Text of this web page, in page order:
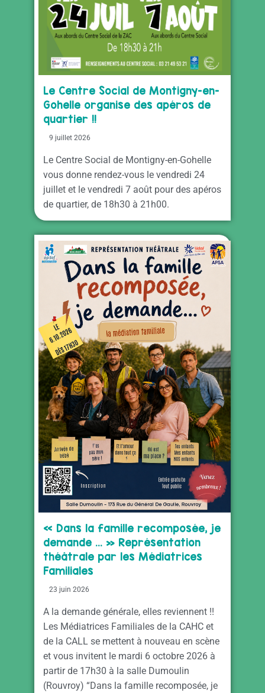
Le Centre Social de Montigny-en-
Gohelle organise des apéros de
quartier !!
9 juillet 2026
Le Centre Social de Montigny-en-Gohelle
vous donne rendez-vous le vendredi 24
juillet et le vendredi 7 août pour des apéros
de quartier, de 18h30 à 21h00.
« Dans la famille recomposée, je
demande … » Représentation
théâtrale par les Médiatrices
Familiales
23 juin 2026
A la demande générale, elles reviennent !!
Les Médiatrices Familiales de la CAHC et
de la CALL se mettent à nouveau en scène
et vous invitent le mardi 6 octobre 2026 à
partir de 17h30 à la salle Dumoulin
(Rouvroy) “Dans la famille recomposée, je